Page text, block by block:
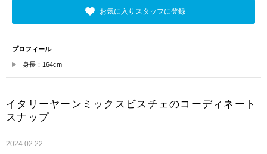
お気に入りスタッフに登録
プロフィール
身長：164cm
イタリーヤーンミックスビスチェのコーディネート
スナップ
2024.02.22